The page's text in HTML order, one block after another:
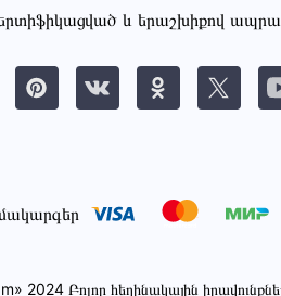
և երաշխիքով
2024 Բոլոր հեղինակային